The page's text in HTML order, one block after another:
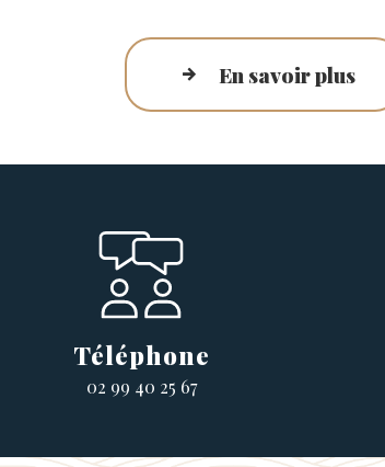
En savoir plus
Téléphone
02 99 40 25 67